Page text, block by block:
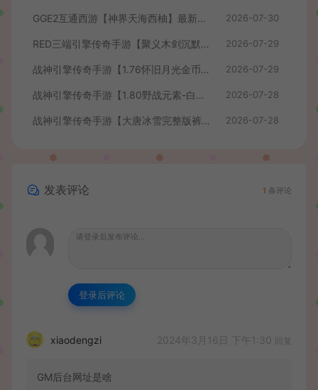
GGE2互通西游【神界天海西柚】最新整理Win系服务端+安卓苹果PC三端+内置GM工具+全套源码+详细搭建教程+视频教程 2026-07-30
RED三端引擎传奇手游【聚义木剑沉默高仿嘟嘟沉默】最新整理Win系服务端+安卓苹果PC三端+详细搭建教程 2026-07-29
战神引擎传奇手游【1.76怀旧月光金币版】最新整理Win系复古服务端+安卓苹果双端+GM授权物品后台+详细搭建教程 2026-07-29
战神引擎传奇手游【1.80野战元素-白猪7.2免授权】最新整理Win系特色服务端+安卓+GM授权物品后台+详细搭建教程 2026-07-28
战神引擎传奇手游【大唐冰雪完整版裤衩7.0免授权】最新整理Win系特色服务端+GM授权后台+安卓苹果双端+详细搭建教程 2026-07-28
发表评论 1 条评论
登录后评论
xiaodengzi 2024年3月16日 下午1:30
GM后台网址是啥